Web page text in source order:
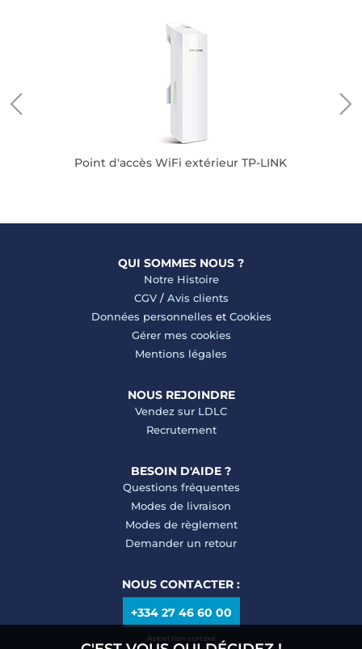
Point d'accès WiFi extérieur TP-LINK
QUI SOMMES NOUS ?
Notre Histoire
CGV/ Avis clients
Données personnelles et Cookies
Gérer mes cookies
Mentions légales
NOUS REJOINDRE
Vendez sur LDLC
Recrutement
BESOIN D'AIDE ?
Questions fréquentes
Modes de livraison
Modes de règlement
Demander un retour
NOUS CONTACTER :
+334 27 46 60 00
Appel non surtaxé